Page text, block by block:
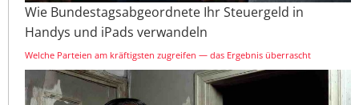
Wie Bundestagsabgeordnete Ihr Steuergeld in
Handys und iPads verwandeln
Welche Parteien am kräftigsten zugreifen — das Ergebnis überrascht